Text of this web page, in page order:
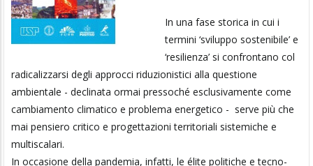
In una fase storica in cui i
termini ‘sviluppo sostenibile’ e
‘resilienza’ si confrontano col
radicalizzarsi degli approcci riduzionistici alla questione
ambientale - declinata ormai pressoché esclusivamente come
cambiamento climatico e problema energetico - serve più che
mai pensiero critico e progettazioni territoriali sistemiche e
multiscalari.
In occasione della pandemia, infatti, le élite politiche e tecno-